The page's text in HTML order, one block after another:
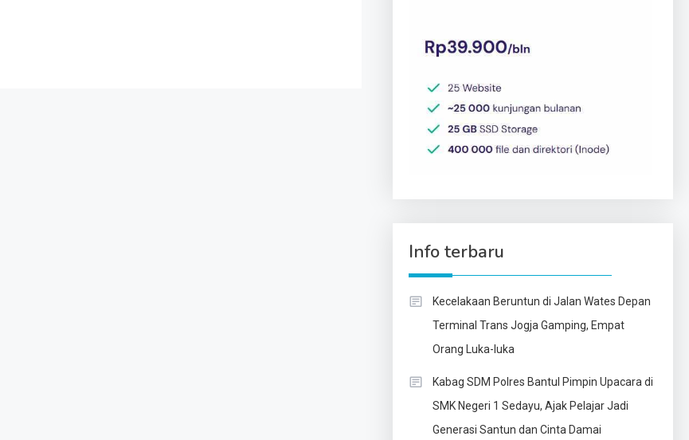
Info terbaru
Kecelakaan Beruntun di Jalan Wates Depan
Terminal Trans Jogja Gamping, Empat
Orang Luka-luka
Kabag SDM Polres Bantul Pimpin Upacara di
SMK Negeri 1 Sedayu, Ajak Pelajar Jadi
Generasi Santun dan Cinta Damai